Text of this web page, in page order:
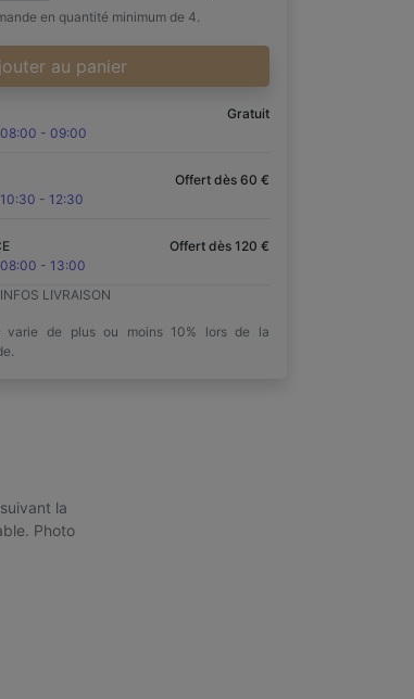
en quantité minimum de 4.
au panier
08:00 - 09:00
Gratuit
- 12:30
Offert dès 60 €
- 13:00
Offert dès 120 €
LIVRAISON
varie de plus ou moins 10% lors de la
la
Photo